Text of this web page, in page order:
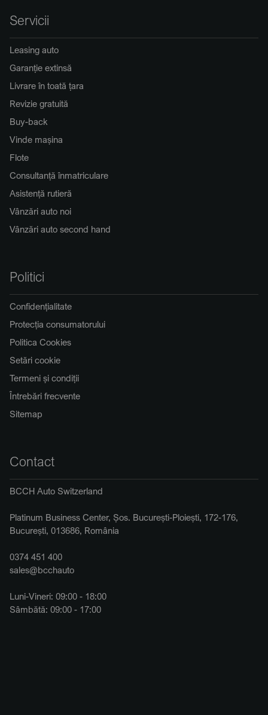
Servicii
Leasing auto
Garanție extinsă
Livrare în toată țara
Revizie gratuită
Buy-back
Vinde mașina
Flote
Consultanță înmatriculare
Asistență rutieră
Vânzări auto noi
Vânzări auto second hand
Politici
Confidențialitate
Protecția consumatorului
Politica Cookies
Setări cookie
Termeni și condiții
Întrebări frecvente
Sitemap
Contact
BCCH Auto Switzerland
Platinum Business Center, Șos. București-Ploiești, 172-176,
București, 013686, România
0374 451 400
sales@bcchauto
Luni-Vineri: 09:00 - 18:00
Sâmbătă: 09:00 - 17:00